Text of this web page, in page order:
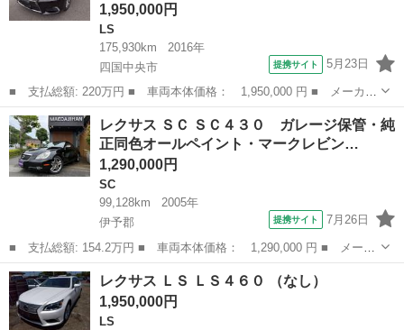
1,950,000円
LS
175,930km
2016年
四国中央市
提携サイト 5月23日
■ 支払総額: 220万円 ■ 車両本体価格： 1,950,000 円 ■ メーカー
名： レクサス ■ 車種名： ＬＳ ■ グレード名： ＬＳ６００
ｈ バージョンＬ ■ 排気量： 5000cc ■ ドア枚数： 4D ■ ミ...
愛媛 四国中央市 LS
レクサス ＳＣ ＳＣ４３０ ガレージ保管・純
正同色オールペイント・マークレビン…
1,290,000円
SC
99,128km
2005年
伊予郡
提携サイト 7月26日
■ 支払総額: 154.2万円 ■ 車両本体価格： 1,290,000 円 ■ メーカ
ー名： レクサス ■ 車種名： ＳＣ ■ グレード名： ＳＣ４３
０ ガレージ保管・純正同色オールペイント・マークレビンソンプレ
ミアムサウ...
愛媛 伊予郡 SC
レクサス ＬＳ ＬＳ４６０ （なし）
1,950,000円
LS